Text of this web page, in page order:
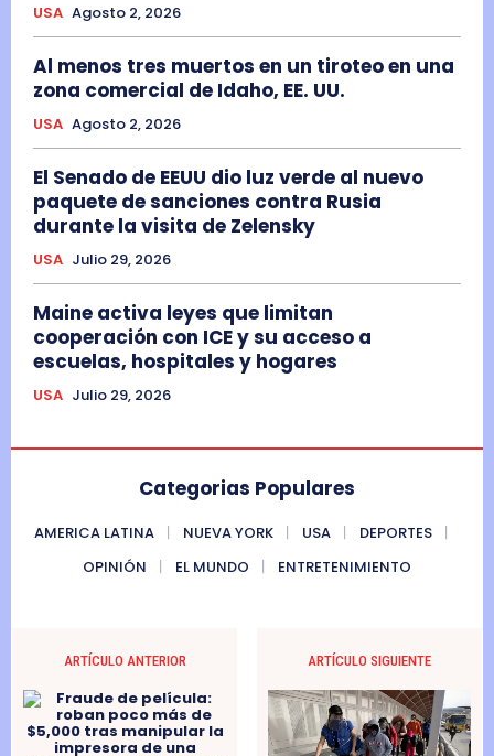
USA Agosto 2, 2026
Al menos tres muertos en un tiroteo en una
zona comercial de Idaho, EE. UU.
USA Agosto 2, 2026
El Senado de EEUU dio luz verde al nuevo
paquete de sanciones contra Rusia
durante la visita de Zelensky
USA Julio 29, 2026
Maine activa leyes que limitan
cooperación con ICE y su acceso a
escuelas, hospitales y hogares
USA Julio 29, 2026
Categorias Populares
AMERICA LATINA NUEVA YORK USA
DEPORTES
OPINIÓN
EL MUNDO ENTRETENIMIENTO
ARTÍCULO ANTERIOR ARTÍCULO SIGUIENTE